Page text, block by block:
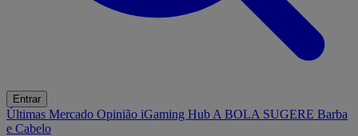
Entrar
Últimas Mercado Opinião iGaming Hub A BOLA SUGERE Barba
e Cabelo